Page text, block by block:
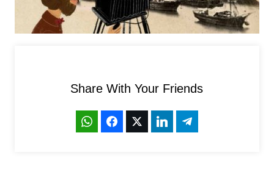
Share With Your Friends